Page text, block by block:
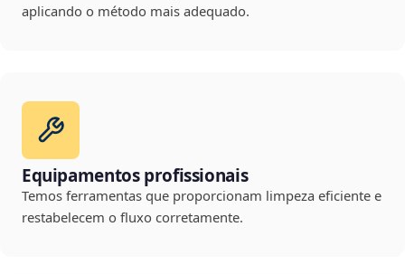
aplicando o método mais adequado.
Equipamentos profissionais
Temos ferramentas que proporcionam limpeza eficiente e
restabelecem o fluxo corretamente.